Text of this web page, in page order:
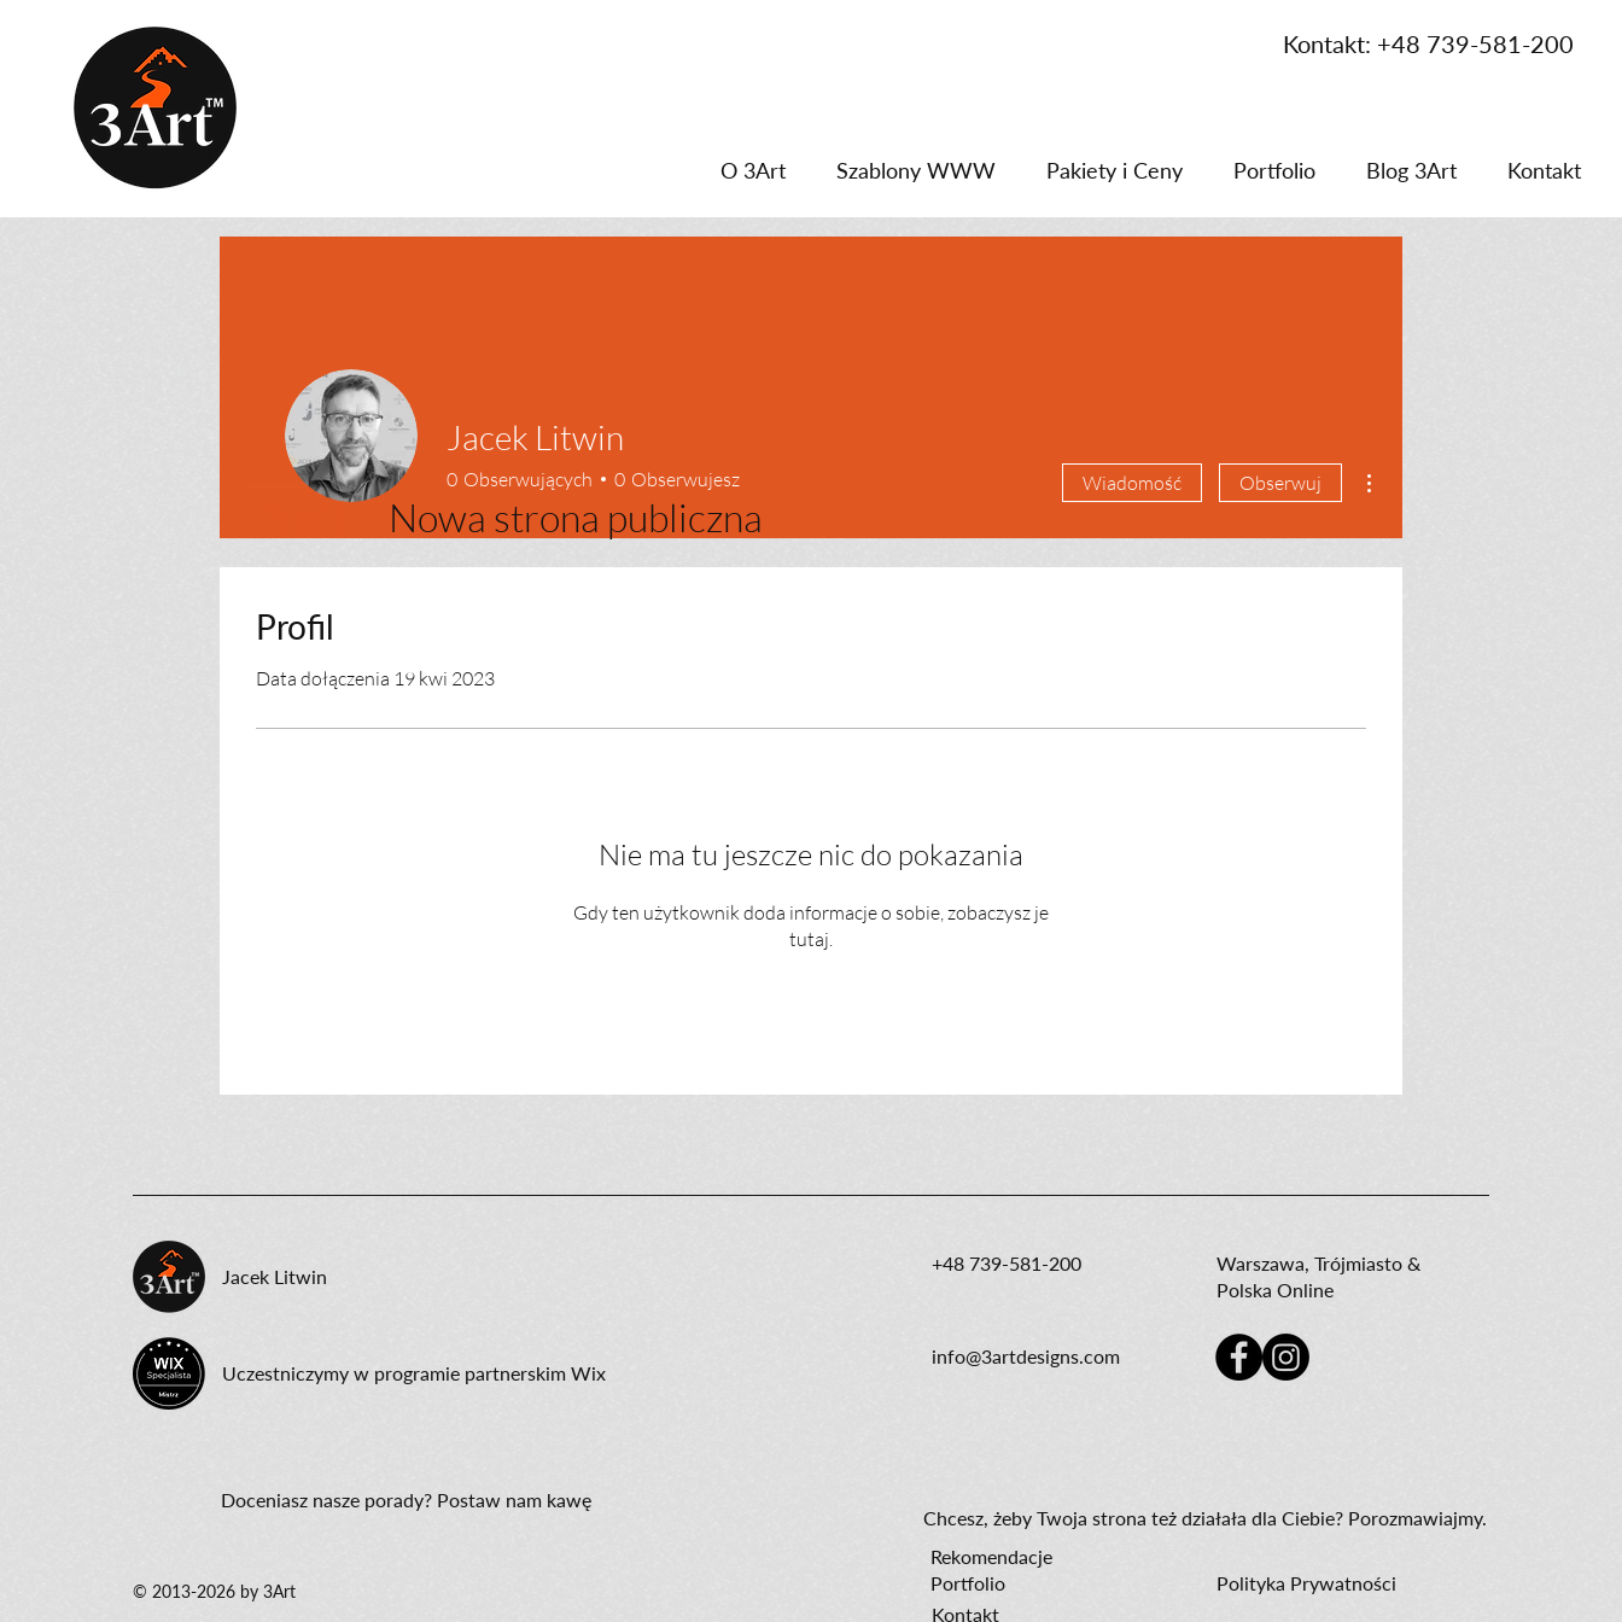
Kontakt: +48 739-581-200
O 3Art Szablony WWW Pakiety i Ceny Portfolio Blog 3Art Kontakt
Profil
Data dołączenia 19 kwi 2023
Nie ma tu jeszcze nic do pokazania
Gdy ten użytkownik doda informacje o sobie, zobaczysz je
tutaj.
Jacek Litwin
0 Obserwujących 0 Obserwujesz Wiadomość Obserwuj
Profil Nowa strona publiczna
Jacek Litwin
Uczestniczymy w programie partnerskim Wix
Doceniasz nasze porady? Postaw nam kawę
© 2013-2026 by 3Art
+48 739-581-200
Warszawa, Trójmiasto &
Polska Online
info@3artdesigns.com
​Chcesz, żeby Twoja strona też działała dla Ciebie? Porozmawiajmy.
Rekomendacje
Portfolio
Polityka Prywatności
Kontakt